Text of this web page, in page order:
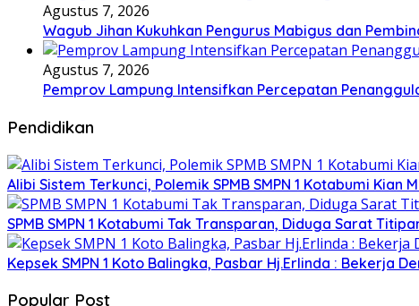
Agustus 7, 2026
Wagub Jihan Kukuhkan Pengurus Mabigus dan
Agustus 7, 2026
Pemprov Lampung Intensifkan Percepatan
Pendidikan
Alibi Sistem Terkunci, Polemik SPMB SMPN 1 Kotabumi
SPMB SMPN 1 Kotabumi Tak Transparan, Diduga Sarat
Kepsek SMPN 1 Koto Balingka, Pasbar Hj.Erlinda : Bekerja
Popular Post